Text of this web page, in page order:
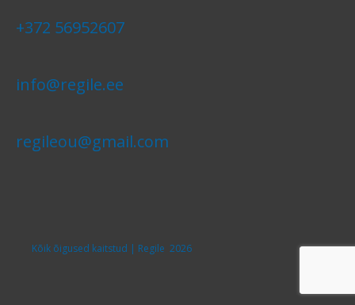
+372 56952607
info@regile.ee
regileou@gmail.com
Kõik õigused kaitstud | Regile 2026